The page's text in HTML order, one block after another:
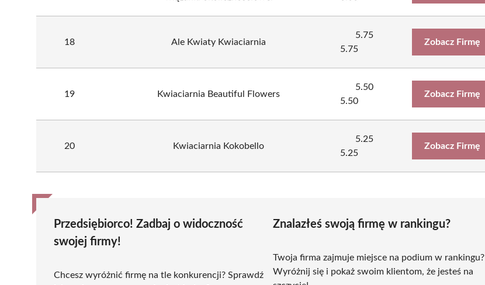
18 Ale Kwiaty Kwiaciarnia
5.75
5.75
Zobacz Firmę
19 Kwiaciarnia Beautiful Flowers
5.50
5.50
Zobacz Firmę
20 Kwiaciarnia Kokobello
5.25
5.25
Zobacz Firmę
Przedsiębiorco! Zadbaj o widoczność
swojej firmy!
Chcesz wyróżnić firmę na tle konkurencji? Sprawdź
Znalazłeś swoją firmę w rankingu?
Twoja firma zajmuje miejsce na podium w rankingu?
Wyróżnij się i pokaż swoim klientom, że jesteś na